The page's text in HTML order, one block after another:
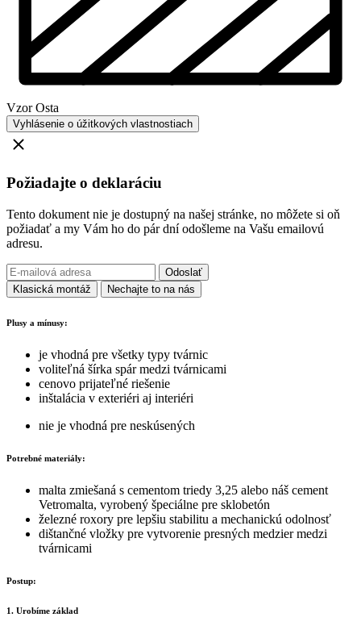
Vzor Osta
Vyhlásenie o úžitkových vlastnostiach
Požiadajte o deklaráciu
Tento dokument nie je dostupný na našej stránke, no môžete si oň
požiadať a my Vám ho do pár dní odošleme na Vašu emailovú
adresu.
Odoslať
Klasická montáž
Nechajte to na nás
Plusy a mínusy:
je vhodná pre všetky typy tvárnic
voliteľná šírka spár medzi tvárnicami
cenovo prijateľné riešenie
inštalácia v exteriéri aj interiéri
nie je vhodná pre neskúsených
Potrebné materiály:
malta zmiešaná s cementom triedy 3,25 alebo náš cement
Vetromalta, vyrobený špeciálne pre sklobetón
železné roxory pre lepšiu stabilitu a mechanickú odolnosť
dištančné vložky pre vytvorenie presných medzier medzi
tvárnicami
Postup:
1. Urobíme základ